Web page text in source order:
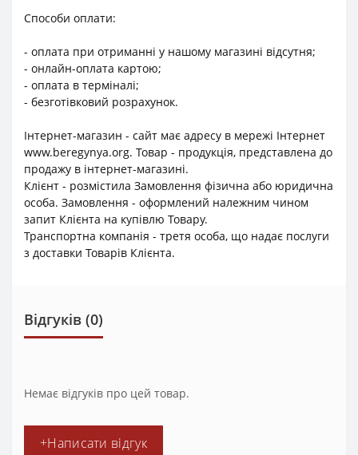
Способи оплати:
- оплата при отриманні у нашому магазині відсутня;
- онлайн-оплата картою;
- оплата в терміналі;
- безготівковий розрахунок.
Інтернет-магазин - сайт має адресу в мережі Інтернет
www.beregynya.org. Товар - продукція, представлена до
продажу в інтернет-магазині.
Клієнт - розмістила Замовлення фізична або юридична
особа. Замовлення - оформлений належним чином
запит Клієнта на купівлю Товару.
Транспортна компанія - третя особа, що надає послуги
з доставки Товарів Клієнта.
Відгуків (0)
Немає відгуків про цей товар.
+Написати відгук